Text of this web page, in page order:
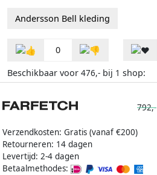
Andersson Bell kleding
0
Beschikbaar voor 476,- bij 1 shop:
Verzendkosten: Gratis (vanaf €200)
Retourneren: 14 dagen
Levertijd: 2-4 dagen
Betaalmethodes:
792,-